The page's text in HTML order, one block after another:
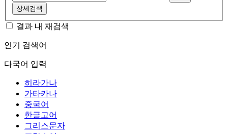
상세검색
결과 내 재검색
인기 검색어
다국어 입력
히라가나
가타카나
중국어
한글고어
그리스문자